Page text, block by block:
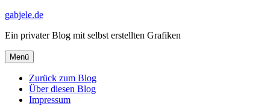
Zum
springen
gabjele.de
Ein privater Blog mit selbst erstellten Grafiken
Menü
Zurück zum Blog
Über diesen Blog
Impressum